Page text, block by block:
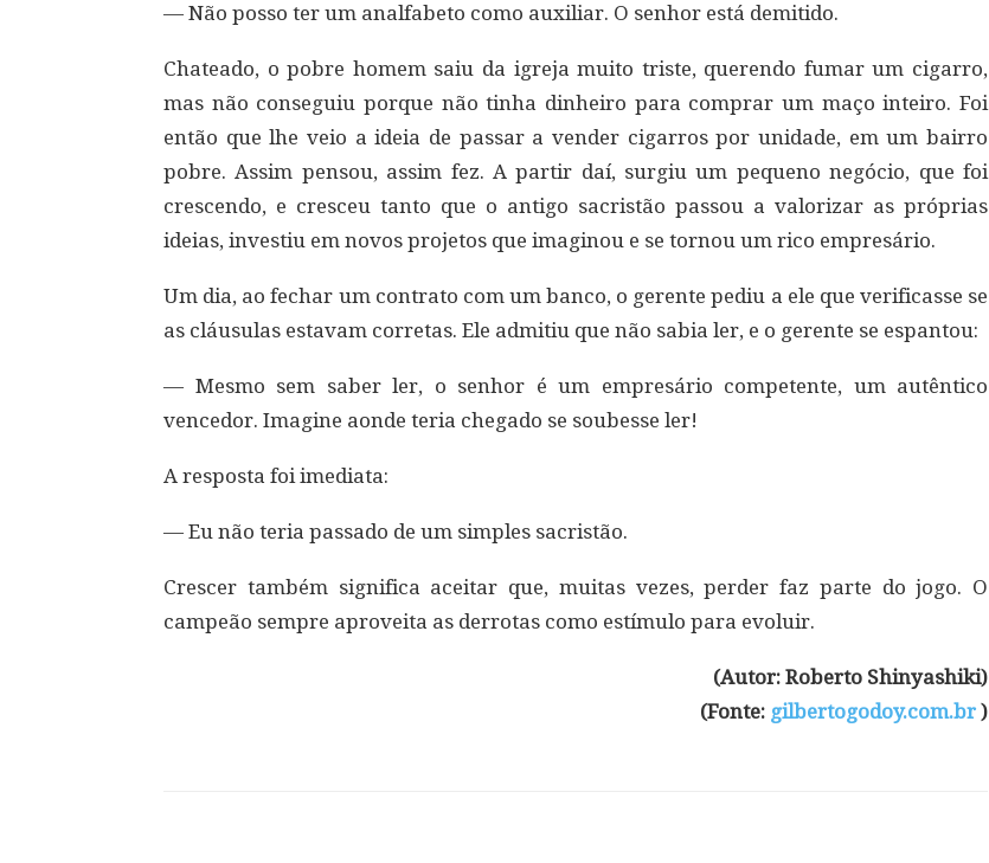
— Não posso ter um analfabeto como auxiliar. O senhor está demitido.
Chateado, o pobre homem saiu da igreja muito triste, querendo fumar um cigarro,
mas não conseguiu porque não tinha dinheiro para comprar um maço inteiro. Foi
então que lhe veio a ideia de passar a vender cigarros por unidade, em um bairro
pobre. Assim pensou, assim fez. A partir daí, surgiu um pequeno negócio, que foi
crescendo, e cresceu tanto que o antigo sacristão passou a valorizar as próprias
ideias, investiu em novos projetos que imaginou e se tornou um rico empresário.
Um dia, ao fechar um contrato com um banco, o gerente pediu a ele que verificasse se
as cláusulas estavam corretas. Ele admitiu que não sabia ler, e o gerente se espantou:
— Mesmo sem saber ler, o senhor é um empresário competente, um autêntico
vencedor. Imagine aonde teria chegado se soubesse ler!
A resposta foi imediata:
— Eu não teria passado de um simples sacristão.
Crescer também significa aceitar que, muitas vezes, perder faz parte do jogo. O
campeão sempre aproveita as derrotas como estímulo para evoluir.
(Autor: Roberto Shinyashiki)
(Fonte: gilbertogodoy.com.br )